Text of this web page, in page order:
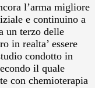
l’arma migliore
e continuino a
un terzo delle
in realta’ essere
condotto in
il quale
con chemioterapia